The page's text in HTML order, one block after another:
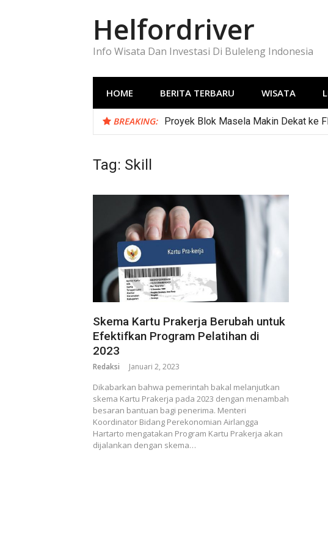
Helfordriver
Info Wisata Dan Investasi Di Buleleng Indonesia
HOME BERITA TERBARU WISATA
BREAKING: Proyek Blok Masela Makin Dekat ke
Tag: Skill
Skema Kartu Prakerja Berubah untuk
Efektifkan Program Pelatihan di
2023
Redaksi Januari 2, 2023
Dikabarkan bahwa pemerintah bakal melanjutkan
skema Kartu Prakerja pada 2023 dengan menambah
besaran bantuan bagi penerima. Menteri
Koordinator Bidang Perekonomian Airlangga
Hartarto mengatakan Program Kartu Prakerja akan
dijalankan dengan skema…